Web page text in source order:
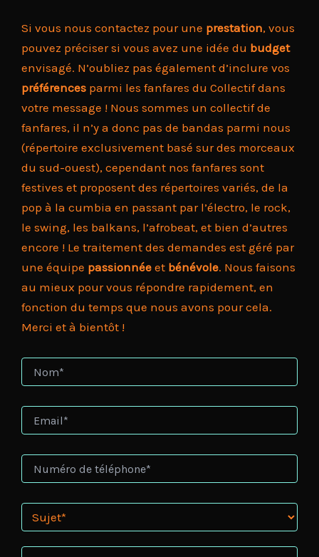
Si vous nous contactez pour une prestation, vous
pouvez préciser si vous avez une idée du budget
envisagé. N’oubliez pas également d’inclure vos
préférences parmi les fanfares du Collectif dans
votre message ! Nous sommes un collectif de
fanfares, il n’y a donc pas de bandas parmi nous
(répertoire exclusivement basé sur des morceaux
du sud-ouest), cependant nos fanfares sont
festives et proposent des répertoires variés, de la
pop à la cumbia en passant par l’électro, le rock,
le swing, les balkans, l’afrobeat, et bien d’autres
encore ! Le traitement des demandes est géré par
une équipe passionnée et bénévole. Nous faisons
au mieux pour vous répondre rapidement, en
fonction du temps que nous avons pour cela.
Merci et à bientôt !